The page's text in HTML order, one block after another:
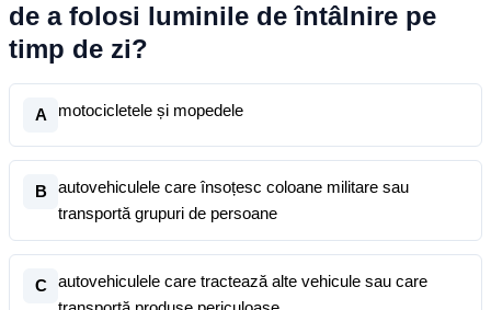
de a folosi luminile de întâlnire pe
timp de zi?
A motocicletele și mopedele
B
autovehiculele care însoțesc coloane militare sau
transportă grupuri de persoane
C
autovehiculele care tractează alte vehicule sau care